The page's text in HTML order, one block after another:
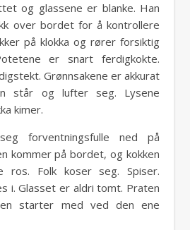
og glassene er blanke. Han
over bordet for å kontrollere
på klokka og rører forsiktig
er snart ferdigkokte.
Grønnsakene er akkurat
står og lufter seg. Lysene
kimer.
forventningsfulle ned på
kommer på bordet, og kokken
ros. Folk koser seg. Spiser.
i. Glasset er aldri tomt. Praten
starter med ved den ene